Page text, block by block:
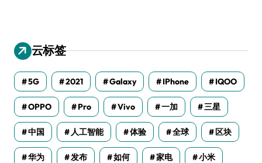
云标签
5G 2021 Galaxy IPhone IQOO
OPPO Pro Vivo 一加 三星
中国 人工智能 体验 全球 区块
华为 发布 如何 家电 小米